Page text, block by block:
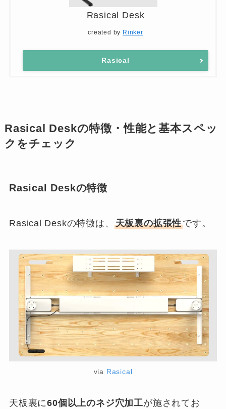
Rasical Desk
created by Rinker
Rasical
Rasical Deskの特徴・性能と基本スペッ
クをチェック
Rasical Deskの特徴
Rasical Deskの特徴は、 天板裏の拡張性です。
via Rasical
天板裏に60個以上のネジ穴加工が施されてお